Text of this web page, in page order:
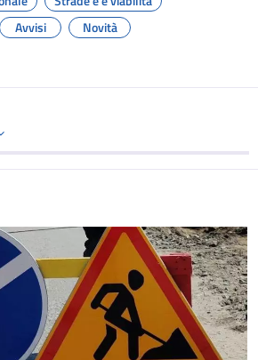
Avvisi Novità